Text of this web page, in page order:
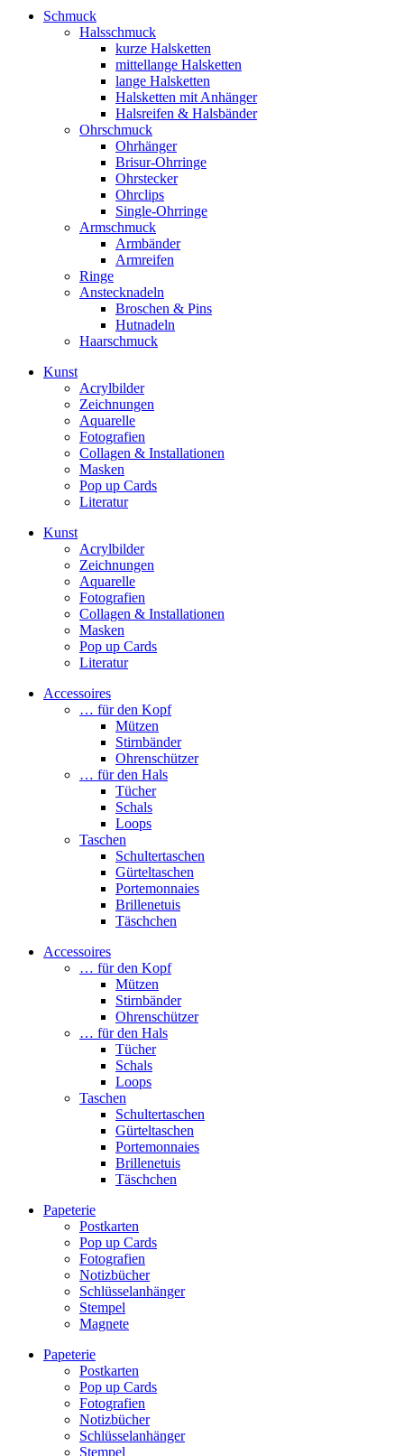
Schmuck
Halsschmuck
kurze Halsketten
mittellange Halsketten
lange Halsketten
Halsketten mit Anhänger
Halsreifen & Halsbänder
Ohrschmuck
Ohrhänger
Brisur-Ohrringe
Ohrstecker
Ohrclips
Single-Ohrringe
Armschmuck
Armbänder
Armreifen
Ringe
Anstecknadeln
Broschen & Pins
Hutnadeln
Haarschmuck
Kunst
Acrylbilder
Zeichnungen
Aquarelle
Fotografien
Collagen & Installationen
Masken
Pop up Cards
Literatur
Kunst
Acrylbilder
Zeichnungen
Aquarelle
Fotografien
Collagen & Installationen
Masken
Pop up Cards
Literatur
Accessoires
… für den Kopf
Mützen
Stirnbänder
Ohrenschützer
… für den Hals
Tücher
Schals
Loops
Taschen
Schultertaschen
Gürteltaschen
Portemonnaies
Brillenetuis
Täschchen
Accessoires
… für den Kopf
Mützen
Stirnbänder
Ohrenschützer
… für den Hals
Tücher
Schals
Loops
Taschen
Schultertaschen
Gürteltaschen
Portemonnaies
Brillenetuis
Täschchen
Papeterie
Postkarten
Pop up Cards
Fotografien
Notizbücher
Schlüsselanhänger
Stempel
Magnete
Papeterie
Postkarten
Pop up Cards
Fotografien
Notizbücher
Schlüsselanhänger
Stempel